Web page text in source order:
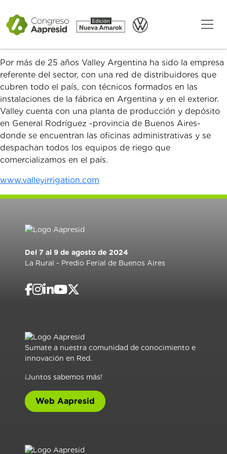
país, y casi 250.000 equipos instalados en todo el
mundo, Valley es líder de mercado en riego y tecnología
Por más de 25 años Valley Argentina ha sido la empresa
referente del sector, con una red de distribuidores que
cubren todo el país, con técnicos formados en las
instalaciones de la fábrica en Argentina y en el exterior.
Valley cuenta con una planta de producción y depósito
en General Rodríguez -provincia de Buenos Aires-
donde se encuentran las oficinas administrativas y se
despachan todos los equipos de riego que
comercializamos en el país.
www.valleyirrigation.com
Del 7 al 9 de agosto de 2024
La Rural - Predio Ferial de Buenos Aires
Sumate a nuestra comunidad de conocimiento e
innovación en Red.
¡Juntos sabemos más!
Web Aapresid